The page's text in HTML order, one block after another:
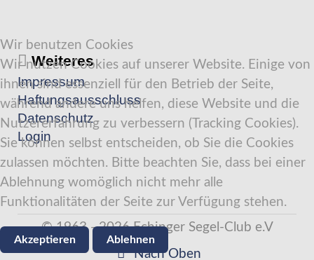
Weiteres
Impressum
Haftungsausschluss
Datenschutz
Login
© 1963 - 2026 Echinger Segel-Club e.V
Nach Oben
Wir benutzen Cookies
Wir nutzen Cookies auf unserer Website. Einige von
ihnen sind essenziell für den Betrieb der Seite,
während andere uns helfen, diese Website und die
Nutzererfahrung zu verbessern (Tracking Cookies).
Sie können selbst entscheiden, ob Sie die Cookies
zulassen möchten. Bitte beachten Sie, dass bei einer
Ablehnung womöglich nicht mehr alle
Funktionalitäten der Seite zur Verfügung stehen.
Akzeptieren Ablehnen